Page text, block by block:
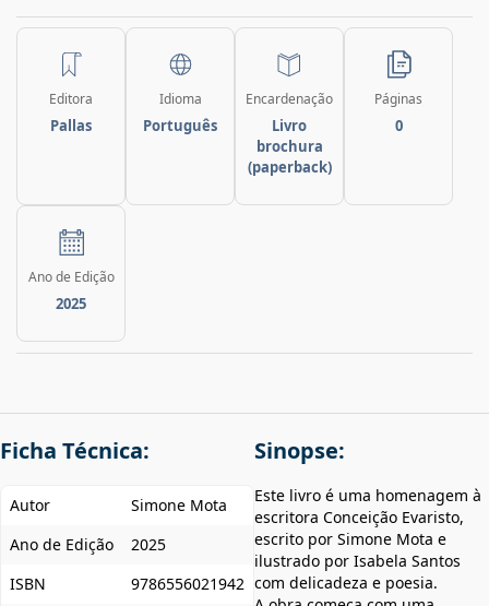
Editora
Pallas
Idioma
Português
Encardenação
Livro
brochura
(paperback)
Páginas
0
Ano de Edição
2025
Ficha Técnica:
Autor
Simone Mota
Ano de Edição
2025
ISBN
9786556021942
Sinopse:
Este livro é uma homenagem à
escritora Conceição Evaristo,
escrito por Simone Mota e
ilustrado por Isabela Santos
com delicadeza e poesia.